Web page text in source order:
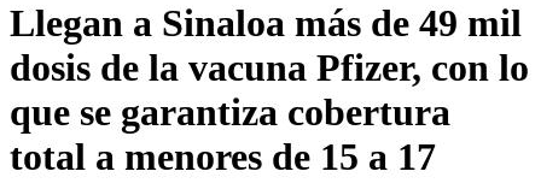
Llegan a Sinaloa más de 49 mil
dosis de la vacuna Pfizer, con lo
que se garantiza cobertura
total a menores de 15 a 17